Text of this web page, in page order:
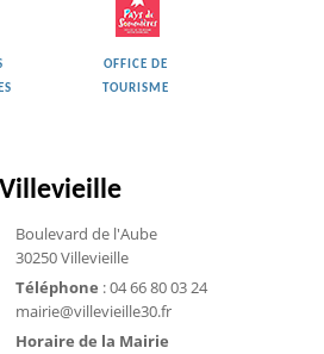
OFFICE DE
TOURISME
Boulevard de l'Aube
30250 Villevieille
Téléphone : 04 66 80 03 24
mairie@villevieille30.fr
Horaire de la Mairie